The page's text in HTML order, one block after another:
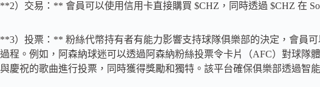
**2）交易：** 會員可以使用信用卡直接購買 $CHZ，同時透過 $CHZ 在
**3）投票：** 粉絲代幣持有者有能力影響支持球隊俱樂部的決定，會員
過程。例如，阿森納球迷可以透過阿森納粉絲投票令卡片（AFC）對球隊
與慶祝的歌曲進行投票，同時獲得獎勵和獨特。該平台確保俱樂部透過智